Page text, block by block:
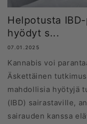
Helpotusta
hyödyt s...
07.01.2025
Kannabis voi
Äskettäinen
mahdollisia hyötyjä
(IBD) sairastaville,
sairauden kanssa